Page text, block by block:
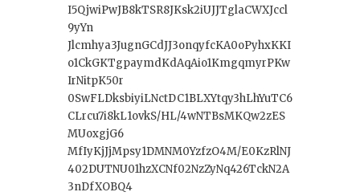
I5QjwiPwJB8kTSR8JKsk2iUJJTglaCWXJccl
9yYn
Jlcmhya3JugnGCdJJ3onqyfcKA0oPyhxKKI
o1CkGKTgpaymdKdAqAio1KmgqmyrPKw
IrNitpK50r
0SwFLDksbiyiLNctDC1BLXYtqy3hLhYuTC6
CLrcu7i8kL1ovkS/HL/4wNTBsMKQw2zES
MUoxgjG6
MfIyKjJjMpsy1DMNM0YzfzO4M/E0KzRlNJ
402DUTNU01hzXCNf02NzZyNq426TckN2A
3nDfXOBQ4